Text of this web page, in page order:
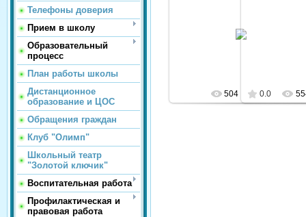
Телефоны доверия
Прием в школу
Образовательный
процесс
План работы школы
Дистанционное
образование и ЦОС
Обращения граждан
Клуб "Олимп"
Школьный театр
"Золотой ключик"
Воспитательная работа
Профилактическая и
правовая работа
504 0.0